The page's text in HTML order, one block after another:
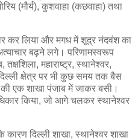
(मौर्य), कुशवाहा (कछवाहा) तथा
कर लिया और मगध में शूद्र नंदवंश का
बढ़ने लगे। परिणामस्वरूप
महाराष्ट्र, स्थानेश्वर,
क्षेत्र पर भी कुछ समय तक बैस
की एक शाखा पंजाब में जाकर बसी।
किया, जो आगे चलकर स्थानेश्वर
कारण दिल्ली शाखा, स्थानेश्वर शाखा